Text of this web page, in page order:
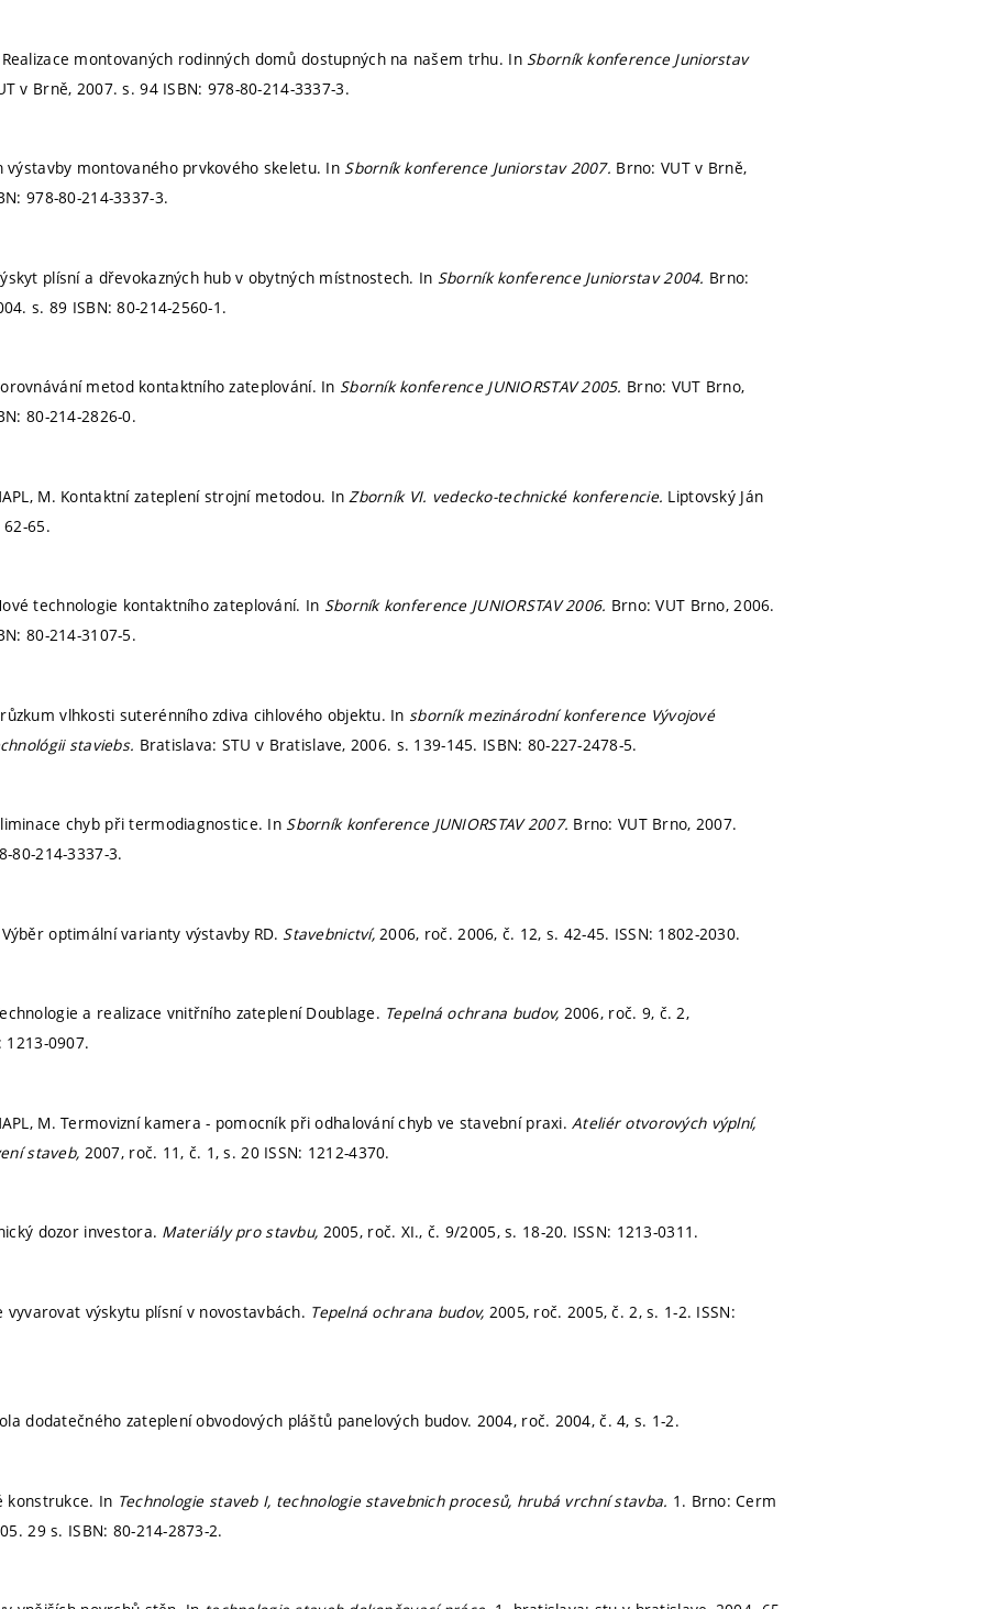
Realizace montovaných rodinných domů dostupných na našem trhu. In Sborník konference Juniorstav
v Brně, 2007.s. 94 ISBN: 978-80-214-3337-3.
výstavby montovaného prvkového skeletu. In Sborník konference Juniorstav 2007. Brno: VUT v Brně,
978-80-214-3337-3.
plísní a dřevokazných hub v obytných místnostech. In Sborník konference Juniorstav 2004. Brno:
s. 89 ISBN: 80-214-2560-1.
metod kontaktního zateplování. In Sborník konference JUNIORSTAV 2005. Brno: VUT Brno,
80-214-2826-0.
M. Kontaktní zateplení strojní metodou. In Zborník VI. vedecko-technické konferencie. Liptovský Ján
62-65.
technologie kontaktního zateplování. In Sborník konference JUNIORSTAV 2006. Brno: VUT Brno, 2006.
80-214-3107-5.
vlhkosti suterénního zdiva cihlového objektu. In sborník mezinárodní konference Vývojové
staviebs. Bratislava: STU v Bratislave, 2006. s. 139-145. ISBN: 80-227-2478-5.
chyb při termodiagnostice. In Sborník konference JUNIORSTAV 2007. Brno: VUT Brno, 2007.
80-214-3337-3.
Výběr optimální varianty výstavby RD. Stavebnictví, 2006, roč. 2006, č. 12, s. 42-45. ISSN: 1802-2030.
a realizace vnitřního zateplení Doublage. Tepelná ochrana budov, 2006, roč. 9, č. 2,
1213-0907.
M. Termovizní kamera - pomocník při odhalování chyb ve stavební praxi.Ateliér otvorových výplní,
staveb, 2007, roč. 11, č. 1,s. 20 ISSN: 1212-4370.
dozor investora. Materiály pro stavbu, 2005, roč. XI., č. 9/2005,s. 18-20. ISSN: 1213-0311.
vyvarovat výskytu plísní v novostavbách. Tepelná ochrana budov, 2005, roč. 2005, č. 2,s. 1-2. ISSN:
dodatečného zateplení obvodových pláštů panelových budov. 2004, roč. 2004, č. 4,s. 1-2.
konstrukce. In Technologie staveb I, technologie stavebnich procesů, hrubá vrchní stavba. 1. Brno: Cerm
29 s. ISBN: 80-214-2873-2.